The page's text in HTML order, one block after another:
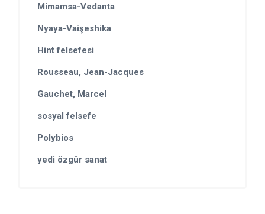
Mimamsa-Vedanta
Nyaya-Vaişeshika
Hint felsefesi
Rousseau, Jean-Jacques
Gauchet, Marcel
sosyal felsefe
Polybios
yedi özgür sanat